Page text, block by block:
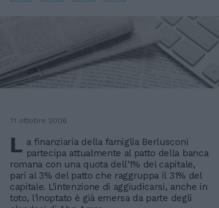
11 ottobre 2006
L a finanziaria della famiglia Berlusconi
partecipa attualmente al patto della banca
romana con una quota dell'1% del capitale,
pari al 3% del patto che raggruppa il 31% del
capitale. L'intenzione di aggiudicarsi, anche in
toto, l'inoptato è già emersa da parte degli